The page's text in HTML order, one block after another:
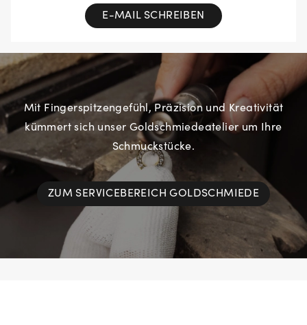
E-MAIL SCHREIBEN
Mit Fingerspitzengefühl, Präzision und Kreativität
kümmert sich unser Goldschmiedeatelier um Ihre
Schmuckstücke.
ZUM SERVICEBEREICH GOLDSCHMIEDE